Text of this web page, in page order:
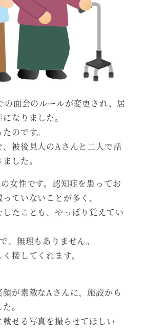
の面会のルールが変更され、居
なりました。
のです。
、被後見人のAさんと二人で話
した。
女性です。認知症を患ってお
ていないことが多く、
たことも、やっぱり覚えてい
、無理もありません。
接してくれます。
が素敵なAさんに、施設から
。
せる写真を撮らせてほしい